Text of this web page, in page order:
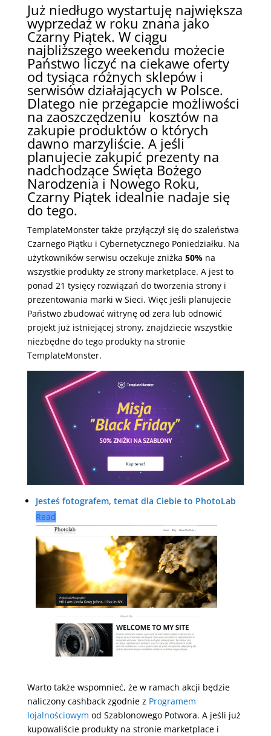
Już niedługo wystartuję największa
wyprzedaż w roku znana jako
Czarny Piątek. W ciągu
najbliższego weekendu możecie
Państwo liczyć na ciekawe oferty
od tysiąca różnych sklepów i
serwisów działających w Polsce.
Dlatego nie przegapcie możliwości
na zaoszczędzeniu kosztów na
zakupie produktów o których
dawno marzyliście. A jeśli
planujecie zakupić prezenty na
nadchodzące Święta Bożego
Narodzenia i Nowego Roku,
Czarny Piątek idealnie nadaje się
do tego.
TemplateMonster także przyłączył się do szaleństwa
Czarnego Piątku i Cybernetycznego Poniedziałku. Na
użytkowników serwisu oczekuje zniżka 50%na
wszystkie produkty ze strony marketplace. A jest to
ponad 21 tysięcy rozwiązań do tworzenia strony i
prezentowania marki w Sieci. Więc jeśli planujecie
Państwo zbudować witrynę od zera lub odnowić
projekt już istniejącej strony, znajdziecie wszystkie
niezbędne do tego produkty na stronie
TemplateMonster.
Jesteś fotografem, temat dla Ciebie to PhotoLab
Read
Warto także wspomnieć, że w ramach akcji będzie
naliczony cashback zgodnie z Programem
lojalnościowym od Szablonowego Potwora. A jeśli już
kupowaliście produkty na stronie marketplace i